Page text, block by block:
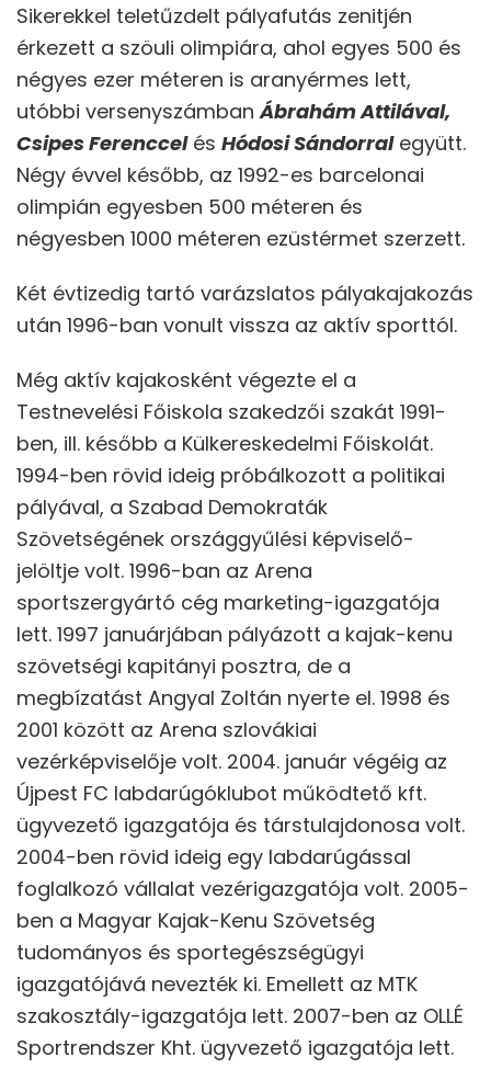
Sikerekkel teletűzdelt pályafutás zenitjén
érkezett a szöuli olimpiára, ahol egyes 500 és
négyes ezer méteren is aranyérmes lett,
utóbbi versenyszámbanÁbrahám Attilával,
Csipes Ferenccelés Hódosi Sándorralegyütt.
Négy évvel később, az 1992-es barcelonai
olimpián egyesben 500 méteren és
négyesben 1000 méteren ezüstérmet szerzett.
Két évtizedig tartó varázslatos pályakajakozás
után 1996-ban vonult vissza az aktív sporttól.
Még aktív kajakosként végezte el a
Testnevelési Főiskola szakedzői szakát 1991-
ben, ill. később a Külkereskedelmi Főiskolát.
1994-ben rövid ideig próbálkozott a politikai
pályával, a Szabad Demokraták
Szövetségének országgyűlési képviselő-
jelöltje volt. 1996-ban az Arena
sportszergyártó cég marketing-igazgatója
lett. 1997 januárjában pályázott a kajak-kenu
szövetségi kapitányi posztra, de a
megbízatást Angyal Zoltán nyerte el. 1998 és
2001 között az Arena szlovákiai
vezérképviselője volt. 2004. január végéig az
Újpest FC labdarúgóklubot működtető kft.
ügyvezető igazgatója és társtulajdonosa volt.
2004-ben rövid ideig egy labdarúgással
foglalkozó vállalat vezérigazgatója volt. 2005-
ben a Magyar Kajak-Kenu Szövetség
tudományos és sportegészségügyi
igazgatójává nevezték ki. Emellett az MTK
szakosztály-igazgatója lett. 2007-ben az OLLÉ
Sportrendszer Kht. ügyvezető igazgatója lett.